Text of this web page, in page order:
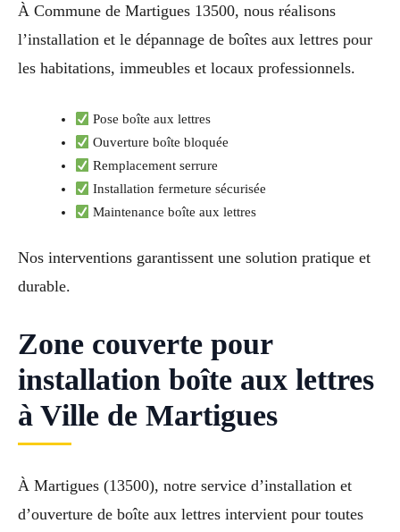
À Commune de Martigues 13500, nous réalisons
l’installation et le dépannage de boîtes aux lettres pour
les habitations, immeubles et locaux professionnels.
Pose boîte aux lettres
Ouverture boîte bloquée
Remplacement serrure
Installation fermeture sécurisée
Maintenance boîte aux lettres
Nos interventions garantissent une solution pratique et
durable.
Zone couverte pour
installation boîte aux lettres
à Ville de Martigues
À Martigues (13500), notre service d’installation et
d’ouverture de boîte aux lettres intervient pour toutes